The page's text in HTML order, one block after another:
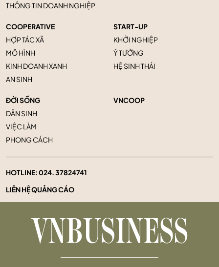
THÔNG TIN DOANH NGHIỆP
COOPERATIVE
HỢP TÁC XÃ
MÔ HÌNH
KINH DOANH XANH
AN SINH
START-UP
KHỞI NGHIỆP
Ý TƯỞNG
HỆ SINH THÁI
ĐỜI SỐNG
DÂN SINH
VIỆC LÀM
PHONG CÁCH
VNCOOP
HOTLINE:024. 37824741
LIÊN HỆ QUẢNG CÁO